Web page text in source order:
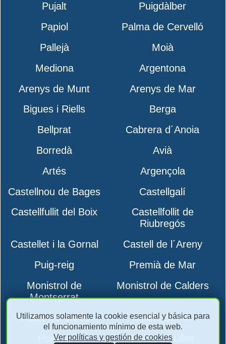
Pujalt
Puigdàlber
Papiol
Palma de Cervelló
Pallejà
Moià
Mediona
Argentona
Arenys de Munt
Arenys de Mar
Bigues i Riells
Berga
Bellprat
Cabrera d´Anoia
Borredà
Avià
Artés
Argençola
Castellnou de Bages
Castellgalí
Castellfullit del Boix
Castellfollit de
Riubregós
Castellet i la Gornal
Castell de l´Areny
Puig-reig
Premià de Mar
Monistrol de
Montserrat
Monistrol de Calders
Mollet del Vallès
Molins de Rei
Polinyà
Pobla de Lillet
Utilizamos solamente la cookie esencial y básica para
el funcionamiento mínimo de esta web.
Ver políticas y gestión de cookies